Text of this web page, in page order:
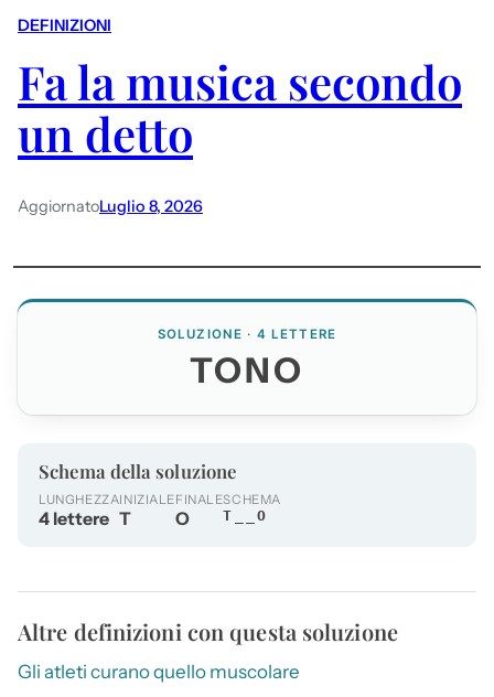
DEFINIZIONI
Fa la musica secondo
un detto
AggiornatoLuglio 8, 2026
SOLUZIONE · 4 LETTERE
TONO
Schema della soluzione
LUNGHEZZA
4 lettere
INIZIALE
T
FINALE
O
SCHEMA
T__O
Altre definizioni con questa soluzione
Gli atleti curano quello muscolare